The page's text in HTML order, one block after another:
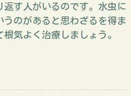
す人がいるのです。水虫に
のがあると思わざるを得ま
気よく治療しましょう。